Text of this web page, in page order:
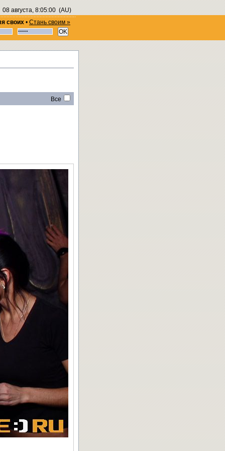
08 августа, 8:05:00(AU)
своих • Стань своим »
Все